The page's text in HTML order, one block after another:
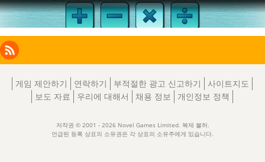
Facebook
Instagram
X
LinkedIn
RSS
게임 제안하기 연락하기 부적절한 광고 신고하기
사이트지도
보도 자료
우리에 대해서 채용 정보 개인정보 정책
저작권 © 2001 - 2026 Novel Games Limited. 복제 불허.
언급된 등록 상표의 소유권은 각 상표의 소유주에게 있습니다.